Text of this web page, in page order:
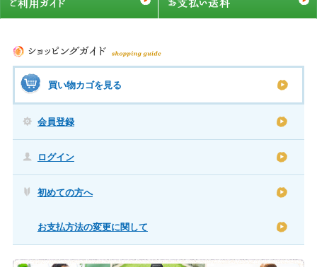
買い物カゴを見る
会員登録
ログイン
初めての方へ
お支払方法の変更に関して